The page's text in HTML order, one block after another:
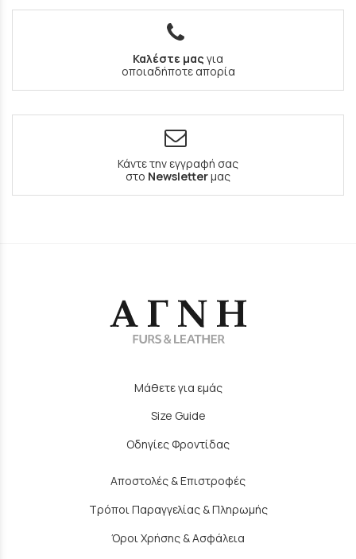
Καλέστε μας για
οποιαδήποτε απορία
Κάντε την εγγραφή σας
στο Newsletterμας
Μάθετε για εμάς
Size Guide
Οδηγίες Φροντίδας
Αποστολές & Επιστροφές
Τρόποι Παραγγελίας & Πληρωμής
Όροι Χρήσης & Ασφάλεια